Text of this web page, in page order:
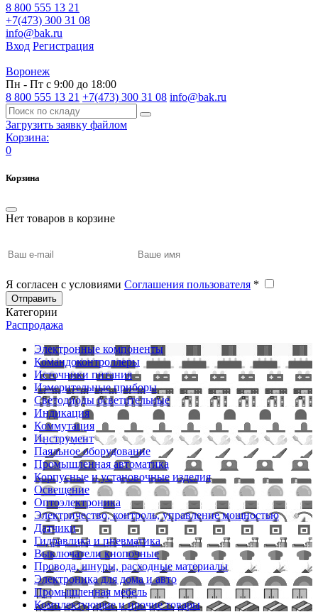
8 800 555 13 21
+7(473) 300 31 08
info@bak.ru
Вход Регистрация
Воронеж
Пн - Пт с 9:00 до 18:00
8 800 555 13 21 +7(473) 300 31 08 info@bak.ru
Загрузить заявку файлом
Корзина:
0
Корзина
Нет товаров в корзине
Я согласен с условиями Соглашения пользователя *
Отправить
Категории
Распродажа
Электронные компоненты
Командоконтроллеры
Источники питания
Измерительные приборы
Светодиоды осветительные
Индикация
Коммутация
Инструмент
Паяльное оборудование
Промышленная автоматика
Корпусные и установочные изделия
Освещение
Оптоэлектроника
Электричество, контроль, управление мощностью
Датчики
Гидравлика и пневматика
Выключатели кнопочные
Провода, шнуры, расходные материалы
Электроника для дома и авто
Промышленная мебель
Комплектующие и прочие товары